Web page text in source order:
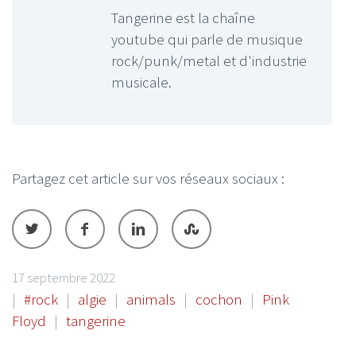
Tangerine est la chaîne
youtube qui parle de musique
rock/punk/metal et d'industrie
musicale.
Partagez cet article sur vos réseaux sociaux :
17 septembre 2022
| #rock | algie | animals | cochon | Pink
Floyd | tangerine